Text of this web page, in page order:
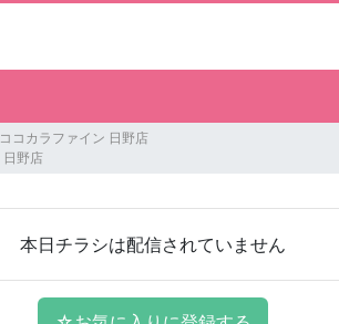
ココカラファイン 日野店
日野店
本日チラシは配信されていません